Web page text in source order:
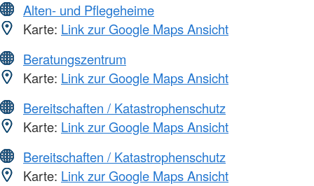
Alten- und Pflegeheime
Karte: Link zur Google Maps Ansicht
Beratungszentrum
Karte: Link zur Google Maps Ansicht
Bereitschaften / Katastrophenschutz
Karte: Link zur Google Maps Ansicht
Bereitschaften / Katastrophenschutz
Karte: Link zur Google Maps Ansicht